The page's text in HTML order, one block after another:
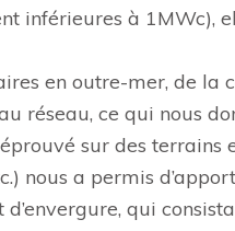
inférieures à 1MWc),
en outre-mer, de la
réseau, ce qui nous
sur des terrains
nous a permis
qui